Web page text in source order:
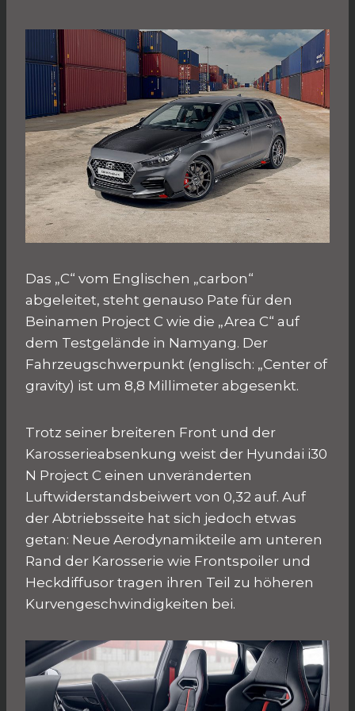
Das „C“ vom Englischen „carbon“
abgeleitet, steht genauso Pate für den
Beinamen Project C wie die „Area C“ auf
dem Testgelände in Namyang. Der
Fahrzeugschwerpunkt (englisch: „Center of
gravity) ist um 8,8 Millimeter abgesenkt.
Trotz seiner breiteren Front und der
Karosserieabsenkung weist der Hyundai i30
N Project C einen unveränderten
Luftwiderstandsbeiwert von 0,32 auf. Auf
der Abtriebsseite hat sich jedoch etwas
getan: Neue Aerodynamikteile am unteren
Rand der Karosserie wie Frontspoiler und
Heckdiffusor tragen ihren Teil zu höheren
Kurvengeschwindigkeiten bei.